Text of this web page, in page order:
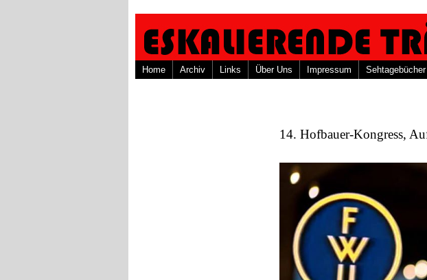
Home Archiv Links Über Uns Impressum Sehtagebücher
14. Hofbauer-Kongress,